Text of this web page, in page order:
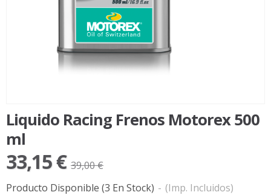
Liquido Racing Frenos Motorex 500
ml
33,15 € 39,00 €
Producto Disponible (3 En Stock) - (Imp. Incluidos)